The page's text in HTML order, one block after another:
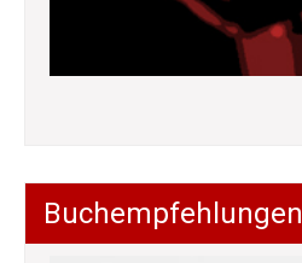
Buchempfehlungen